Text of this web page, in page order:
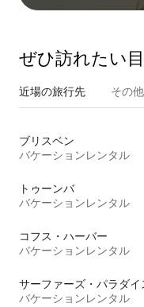
ぜひ訪⁠れ⁠た⁠い
近場の旅行先 その
ブリスベン
バケーションレンタル
トゥーンバ
バケーションレンタル
コフス・ハーバー
バケーションレンタル
サーファーズ・パラダイ
バケーションレンタル